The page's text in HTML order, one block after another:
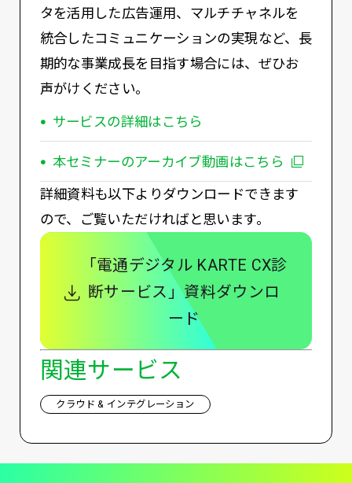
タを活用した広告運用、マルチチャネルを
統合したコミュニケーションの実現など、長
期的な事業成長を目指す場合には、ぜひお
声がけください。
サービスの詳細はこちら
本セミナーのアーカイブ動画はこちら
詳細資料も以下よりダウンロードできます
ので、ご覧いただければと思います。
「電通デジタル KARTE CX診
断サービス」資料ダウンロ
ード
関連サービス
クラウド & インテグレーション